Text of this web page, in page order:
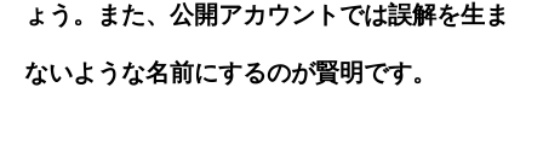
ょう。また、公開アカウントでは誤解を生ま
ないような名前にするのが賢明です。